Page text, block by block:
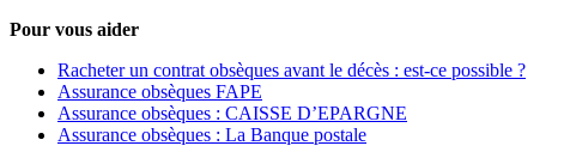
Pour vous aider
Racheter un contrat obsèques avant le décès : est-ce possible ?
Assurance obsèques FAPE
Assurance obsèques : CAISSE D’EPARGNE
Assurance obsèques : La Banque postale